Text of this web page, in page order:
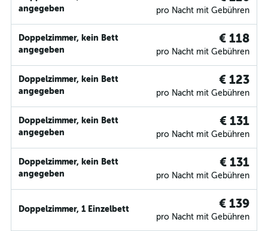
angegeben
pro Nacht mit Gebühren
Doppelzimmer, kein Bett
angegeben
€ 118
pro Nacht mit Gebühren
Doppelzimmer, kein Bett
angegeben
€ 123
pro Nacht mit Gebühren
Doppelzimmer, kein Bett
angegeben
€ 131
pro Nacht mit Gebühren
Doppelzimmer, kein Bett
angegeben
€ 131
pro Nacht mit Gebühren
Doppelzimmer, 1 Einzelbett € 139
pro Nacht mit Gebühren